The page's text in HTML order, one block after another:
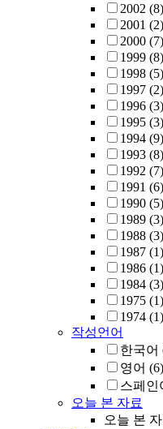
2002 (8)
2001 (2)
2000 (7)
1999 (8)
1998 (5)
1997 (2)
1996 (3)
1995 (3)
1994 (9)
1993 (8)
1992 (7)
1991 (6)
1990 (5)
1989 (3)
1988 (3)
1987 (1)
1986 (1)
1984 (3)
1975 (1)
1974 (1)
작성언어
한국어
영어 (6)
스페인
오늘 본 자료
오늘 본